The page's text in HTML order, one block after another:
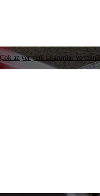
Çok az yer yeni tasarımlar ve